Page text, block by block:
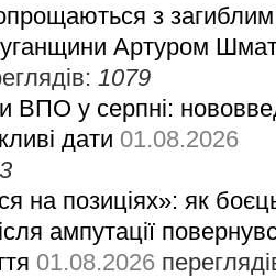
з загиблим
Артуром
1079
ВПО у серпні:
дати 01.08.2026
на позиціях»: як
ампутації
01.08.2026